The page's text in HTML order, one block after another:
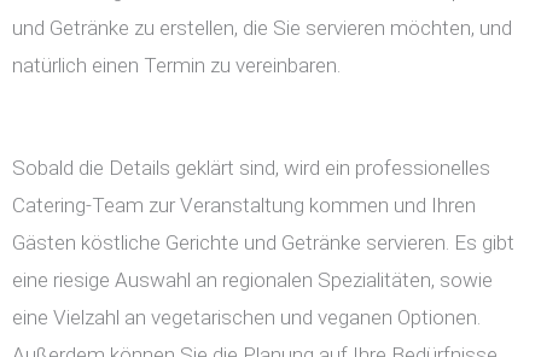
und Getränke zu erstellen, die Sie servieren möchten, und
natürlich einen Termin zu vereinbaren.
Sobald die Details geklärt sind, wird ein professionelles
Catering-Team zur Veranstaltung kommen und Ihren
Gästen köstliche Gerichte und Getränke servieren. Es gibt
eine riesige Auswahl an regionalen Spezialitäten, sowie
eine Vielzahl an vegetarischen und veganen Optionen.